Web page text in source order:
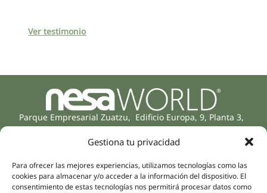
Gestiona tu privacidad
Para ofrecer las mejores experiencias, utilizamos tecnologías como las
cookies para almacenar y/o acceder a la información del dispositivo. El
consentimiento de estas tecnologías nos permitirá procesar datos como
Ver testimonio
Parque Empresarial Zuatzu, Edificio Europa, 9, Planta 3,
20018 Donostia/San Sebastián
(Gipuzkoa)
Rehabilitación
Salud íntima
Sobre nosotros
Equipo humano